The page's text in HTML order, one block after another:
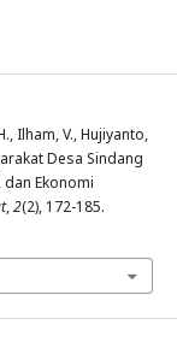
Ilham, V., Hujiyanto,
Desa Sindang
Ekonomi
,2(2), 172-185.